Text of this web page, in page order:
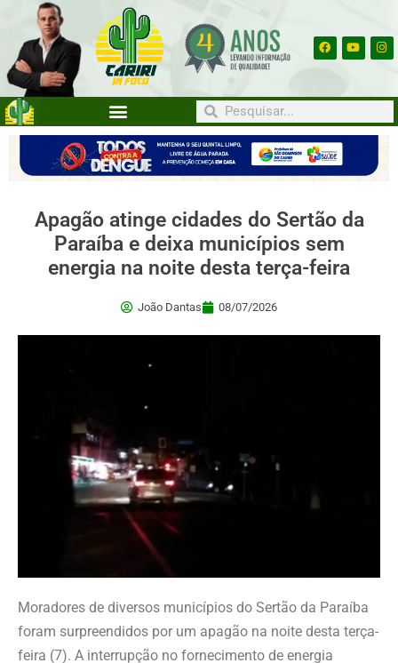
Apagão atinge cidades do Sertão da
Paraíba e deixa municípios sem
energia na noite desta terça-feira
João Dantas 08/07/2026
Moradores de diversos municípios do Sertão da Paraíba
foram surpreendidos por um apagão na noite desta terça-
feira (7). A interrupção no fornecimento de energia